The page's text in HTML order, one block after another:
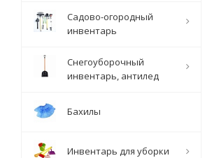
Садово-огородный
инвентарь
Снегоуборочный
инвентарь, антилед
Бахилы
Инвентарь для уборки